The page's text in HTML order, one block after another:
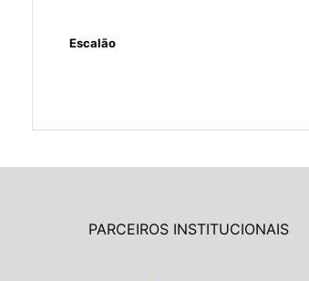
Escalão
PARCEIROS INSTITUCIONAIS